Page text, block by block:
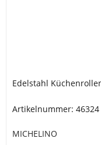
Edelstahl
Artikelnummer: 46324
MICHELINO